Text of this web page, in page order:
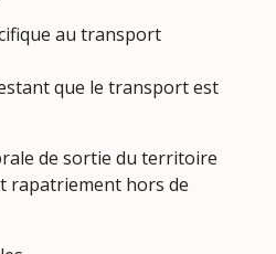
au transport
que le transport est
de sortie du territoire
rapatriement hors de